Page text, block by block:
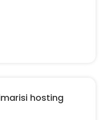
hosting